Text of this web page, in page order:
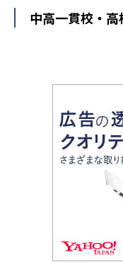
中部
愛知県
静岡県
大阪府
兵庫県
鳥取県
島根県
香川県
鹿児島県
武田塾
大学受験
教育全般
大学受験塾の選び
中学受験に熱心
小学校受験
家庭教師
開成番長直伝！子
運動と遊びを考え
情報Ⅰ、数学が苦
アップ法
悩み多き「大学
英語・英会話・英
小学校教師が解
教育ジャーナリ
中高一貫校・高
大学入試改革
ママテクエグザム
進化する中高一